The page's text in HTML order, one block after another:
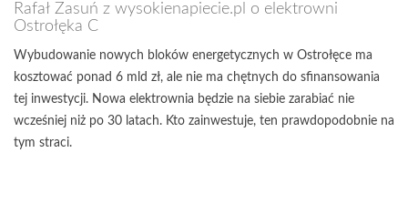
Rafał Zasuń z wysokienapiecie.pl o elektrowni
Ostrołęka C
Wybudowanie nowych bloków energetycznych w Ostrołęce ma
kosztować ponad 6 mld zł, ale nie ma chętnych do sfinansowania
tej inwestycji. Nowa elektrownia będzie na siebie zarabiać nie
wcześniej niż po 30 latach. Kto zainwestuje, ten prawdopodobnie na
tym straci.